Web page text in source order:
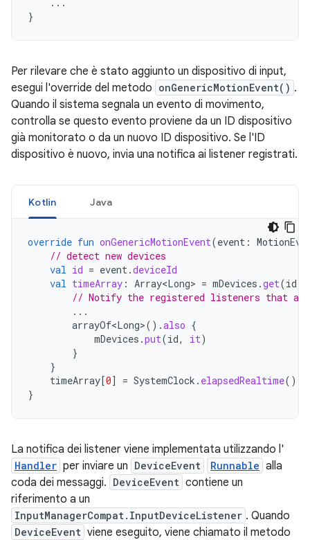
}
Per rilevare che è stato aggiunto un dispositivo di input,
esegui l'override del metodo onGenericMotionEvent() .
Quando il sistema segnala un evento di movimento,
controlla se questo evento proviene da un ID dispositivo
già monitorato o da un nuovo ID dispositivo. Se l'ID
dispositivo è nuovo, invia una notifica ai listener registrati.
Kotlin Java
override fun onGenericMotionEvent(event :
// detect new devices
val id = event.deviceId
val timeArray : Array<Long> = mDevices .get(id
// Notify the registered listeners that a
...
arrayOf<Long>().also {
mDevices .put(id, it)
}
}
timeArray[0] = SystemClock . elapsedRealtime()
}
La notifica dei listener viene implementata utilizzando l'
Handler per inviare un DeviceEvent Runnable alla
coda dei messaggi. DeviceEvent contiene un
riferimento a un
InputManagerCompat.InputDeviceListener . Quando
DeviceEvent viene eseguito, viene chiamato il metodo